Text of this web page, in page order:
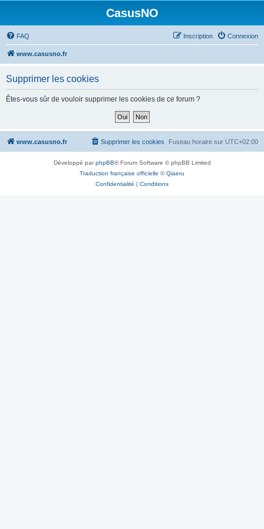
CasusNO
FAQ Connexion
Inscription
www.casusno.fr
Supprimer les cookies
Êtes-vous sûr de vouloir supprimer les cookies de ce forum ?
www.casusno.fr Fuseau horaire sur UTC+02:00
Supprimer les cookies
Développé parphpBB® Forum Software © phpBB Limited
Traduction française officielle ©Qiaeru
Confidentialité | Conditions